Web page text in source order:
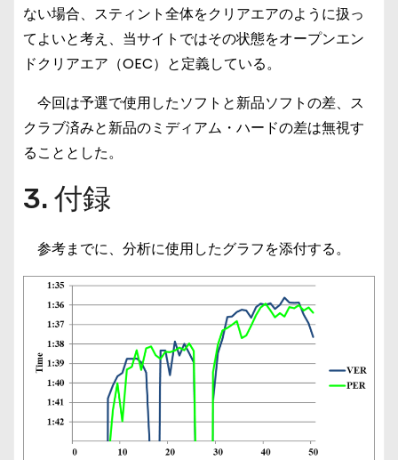
ない場合、スティント全体をクリアエアのように扱っ
てよいと考え、当サイトではその状態をオープンエン
ドクリアエア（OEC）と定義している。
今回は予選で使用したソフトと新品ソフトの差、ス
クラブ済みと新品のミディアム・ハードの差は無視す
ることとした。
3. 付録
参考までに、分析に使用したグラフを添付する。